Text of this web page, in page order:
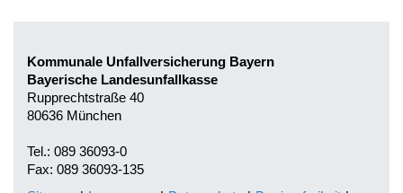
Kommunale Unfallversicherung Bayern
Bayerische Landesunfallkasse
Rupprechtstraße 40
80636 München
Tel.: 089 36093-0
Fax: 089 36093-135